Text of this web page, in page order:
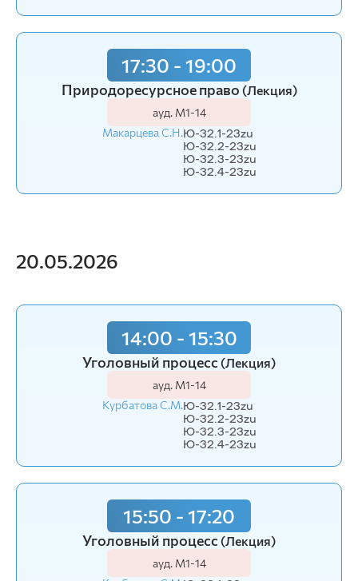
17:30 - 19:00
Природоресурсное право (Лекция)
ауд. М1-14
Макарцева С.Н.Ю-32.1-23zu
Ю-32.2-23zu
Ю-32.3-23zu
Ю-32.4-23zu
20.05.2026
14:00 - 15:30
Уголовный процесс (Лекция)
ауд. М1-14
Курбатова С.М.Ю-32.1-23zu
Ю-32.2-23zu
Ю-32.3-23zu
Ю-32.4-23zu
15:50 - 17:20
Уголовный процесс (Лекция)
ауд. М1-14